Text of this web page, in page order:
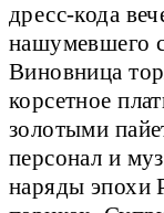
дресс-кода
нашумевшего
Виновница
корсетное
золотыми
персонал и
наряды эпохи